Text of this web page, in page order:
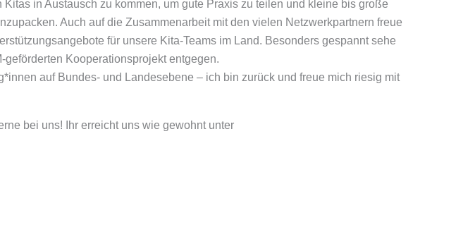
in Austausch zu kommen, um gute Praxis zu teilen und kleine bis große
Auch auf die Zusammenarbeit mit den vielen Netzwerkpartnern freue
für unsere Kita-Teams im Land. Besonders gespannt sehe
geförderten Kooperationsprojekt entgegen.
auf Bundes- und Landesebene – ich bin zurück und freue mich riesig mit
bei uns! Ihr erreicht uns wie gewohnt unter